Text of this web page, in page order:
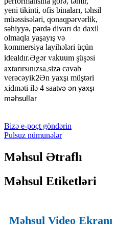
yeni tikinti, ofis binaları, təhsil
müəssisələri, qonaqpərvərlik,
səhiyyə, pərdə divarı da daxil
olmaqla yaşayış və
kommersiya layihələri üçün
idealdır.Əgər vakuum şüşəsi
axtarırsınızsa,sizə cavab
verəcəyik2Ən yaxşı müştəri
xidməti ilə 4 saatvə ən yaxşı
məhsullar
Bizə e-poçt göndərin
Pulsuz nümunələr
Məhsul Ətraflı
Məhsul Etiketləri
Məhsul Video Ekranı